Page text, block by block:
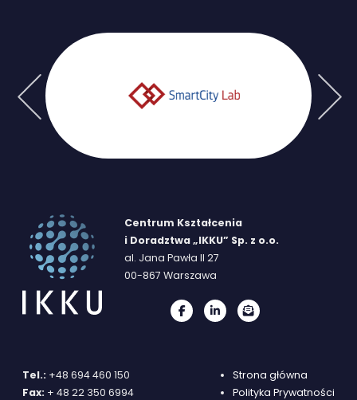
Previous Next
Centrum Kształcenia
i Doradztwa „IKKU” Sp. z o.o.
al. Jana Pawła II 27
00-867 Warszawa
Tel.: +48 694 460 150
Fax: + 48 22 350 6994
Strona główna
Polityka Prywatności